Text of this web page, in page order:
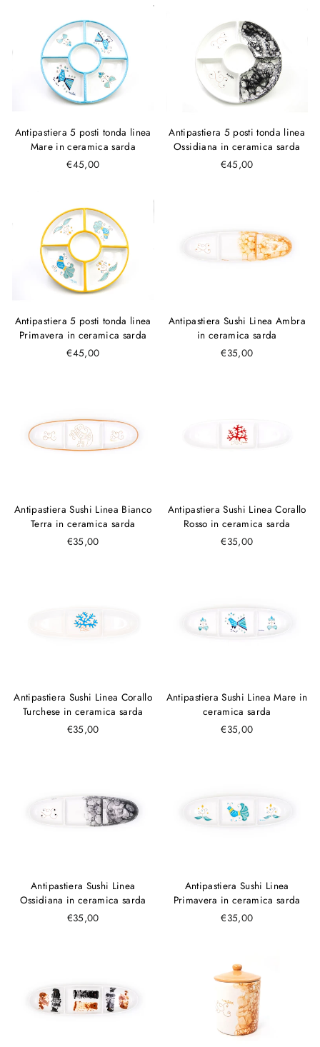
Antipastiera 5 posti tonda linea
Mare in ceramica sarda
€45,00
Antipastiera 5 posti tonda linea
Ossidiana in ceramica sarda
€45,00
Antipastiera 5 posti tonda linea
Primavera in ceramica sarda
€45,00
Antipastiera Sushi Linea Ambra
in ceramica sarda
€35,00
Antipastiera Sushi Linea Bianco
Terra in ceramica sarda
€35,00
Antipastiera Sushi Linea Corallo
Rosso in ceramica sarda
€35,00
Antipastiera Sushi Linea Corallo
Turchese in ceramica sarda
€35,00
Antipastiera Sushi Linea Mare in
ceramica sarda
€35,00
Antipastiera Sushi Linea
Ossidiana in ceramica sarda
€35,00
Antipastiera Sushi Linea
Primavera in ceramica sarda
€35,00